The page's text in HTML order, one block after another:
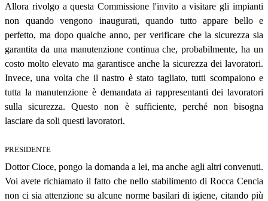
Allora rivolgo a questa Commissione l'invito a visitare gli impianti
non quando vengono inaugurati, quando tutto appare bello e
perfetto, ma dopo qualche anno, per verificare che la sicurezza sia
garantita da una manutenzione continua che, probabilmente, ha un
costo molto elevato ma garantisce anche la sicurezza dei lavoratori.
Invece, una volta che il nastro è stato tagliato, tutti scompaiono e
tutta la manutenzione è demandata ai rappresentanti dei lavoratori
sulla sicurezza. Questo non è sufficiente, perché non bisogna
lasciare da soli questi lavoratori.
PRESIDENTE
Dottor Cioce, pongo la domanda a lei, ma anche agli altri convenuti.
Voi avete richiamato il fatto che nello stabilimento di Rocca Cencia
non ci sia attenzione su alcune norme basilari di igiene, citando più